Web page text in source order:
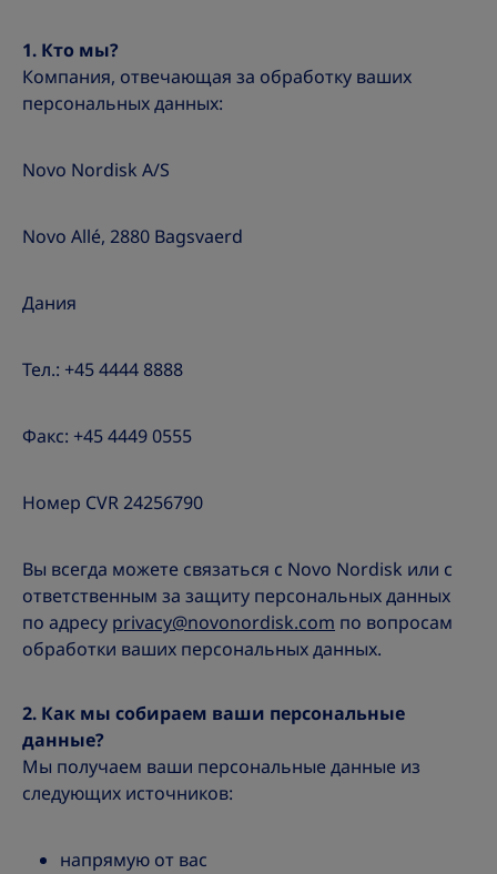
1. Кто мы?
Компания, отвечающая за обработку ваших
персональных данных:
Novo Nordisk A/S
Novo Allé, 2880 Bagsvaerd
Дания
Тел.: +45 4444 8888
Факс: +45 4449 0555
Номер CVR 24256790
Вы всегда можете связаться с Novo Nordisk или с
ответственным за защиту персональных данных
по адресу privacy@novonordisk.com по вопросам
обработки ваших персональных данных.
2. Как мы собираем ваши персональные
данные?
Мы получаем ваши персональные данные из
следующих источников:
напрямую от вас